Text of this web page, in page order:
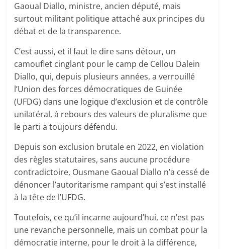
Gaoual Diallo, ministre, ancien député, mais
surtout militant politique attaché aux principes du
débat et de la transparence.
C’est aussi, et il faut le dire sans détour, un
camouflet cinglant pour le camp de Cellou Dalein
Diallo, qui, depuis plusieurs années, a verrouillé
l’Union des forces démocratiques de Guinée
(UFDG) dans une logique d’exclusion et de contrôle
unilatéral, à rebours des valeurs de pluralisme que
le parti a toujours défendu.
Depuis son exclusion brutale en 2022, en violation
des règles statutaires, sans aucune procédure
contradictoire, Ousmane Gaoual Diallo n’a cessé de
dénoncer l’autoritarisme rampant qui s’est installé
à la tête de l’UFDG.
Toutefois, ce qu’il incarne aujourd’hui, ce n’est pas
une revanche personnelle, mais un combat pour la
démocratie interne, pour le droit à la différence,